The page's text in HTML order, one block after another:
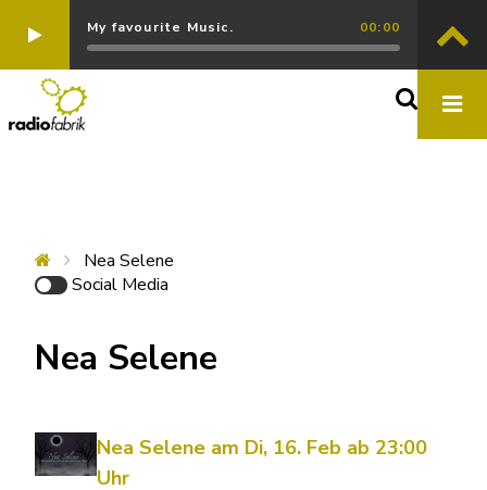
My favourite Music. 00:00
Nea Selene
Social Media
Nea Selene
Nea Selene am Di, 16. Feb ab 23:00
Uhr